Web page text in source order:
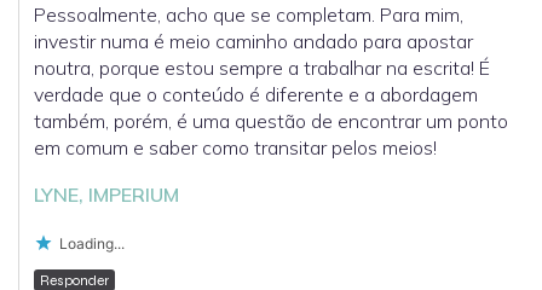
Pessoalmente, acho que se completam. Para mim,
investir numa é meio caminho andado para apostar
noutra, porque estou sempre a trabalhar na escrita! É
verdade que o conteúdo é diferente e a abordagem
também, porém, é uma questão de encontrar um ponto
em comum e saber como transitar pelos meios!
LYNE, IMPERIUM
Loading...
Responder